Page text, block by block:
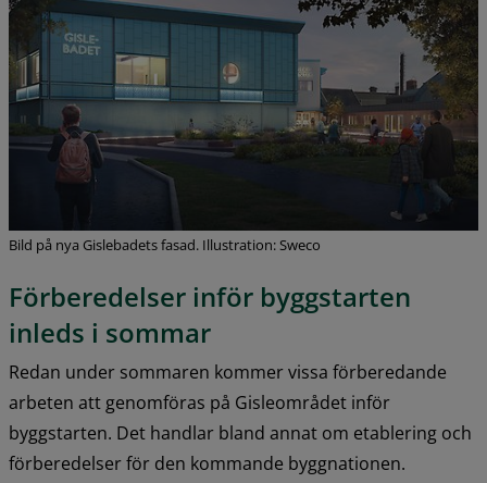
Bild på nya Gislebadets fasad. Illustration: Sweco
Förberedelser inför byggstarten
inleds i sommar
Redan under sommaren kommer vissa förberedande
arbeten att genomföras på Gisleområdet inför
byggstarten. Det handlar bland annat om etablering och
förberedelser för den kommande byggnationen.